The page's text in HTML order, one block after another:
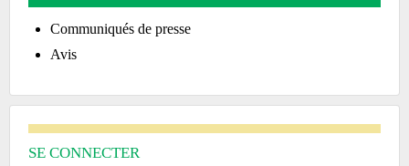
Communiqués de presse
Avis
SE CONNECTER